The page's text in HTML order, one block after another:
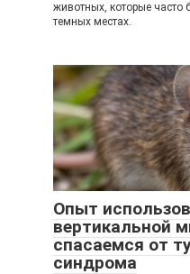
животных, которые часто
темных местах.
Опыт
вертикальной
спасаемся от
синдрома